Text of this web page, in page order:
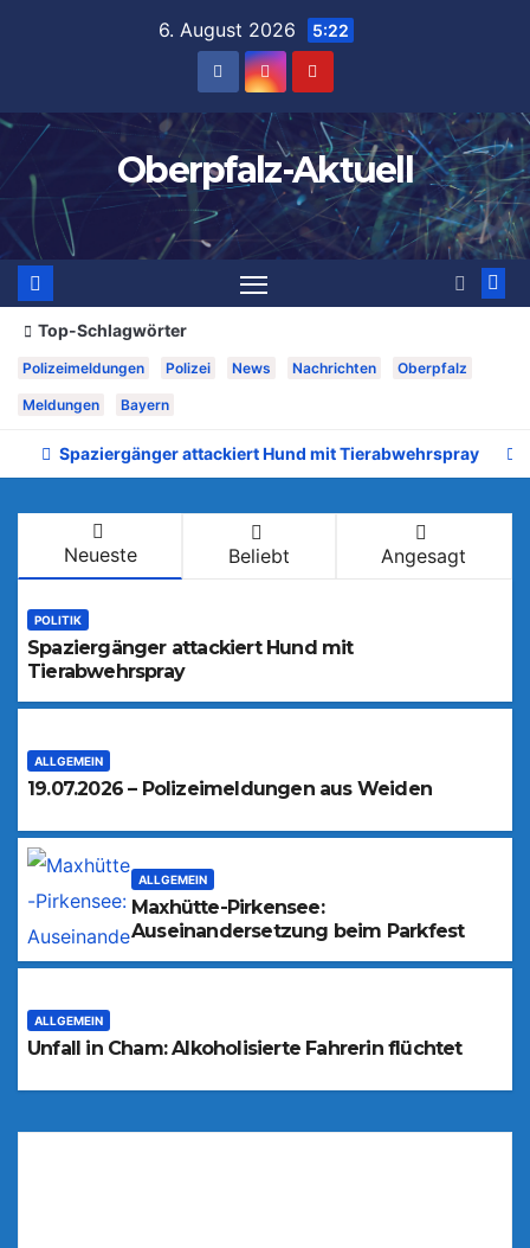
6. August 2026 5:22
Oberpfalz-Aktuell
Top-Schlagwörter
Polizeimeldungen Polizei News Nachrichten Oberpfalz
Meldungen Bayern
Spaziergänger attackiert Hund mit Tierabwehrspray
Neueste Beliebt Angesagt
POLITIK
Spaziergänger attackiert Hund mit
Tierabwehrspray
ALLGEMEIN
19.07.2026 – Polizeimeldungen aus Weiden
ALLGEMEIN
Maxhütte-Pirkensee:
Auseinandersetzung beim Parkfest
ALLGEMEIN
Unfall in Cham: Alkoholisierte Fahrerin flüchtet